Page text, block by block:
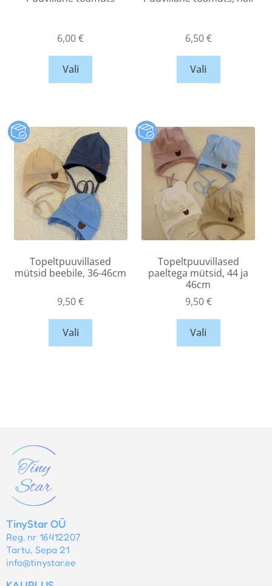
6,00€
Vali
6,50€
Vali
Topeltpuuvillased
mütsid beebile, 36-46cm
9,50€
Vali
Topeltpuuvillased
paeltega mütsid, 44 ja
46cm
9,50€
Vali
TinyStar OÜ
Reg. nr 16412207
Tartu, Sepa 21
info@tinystar.ee